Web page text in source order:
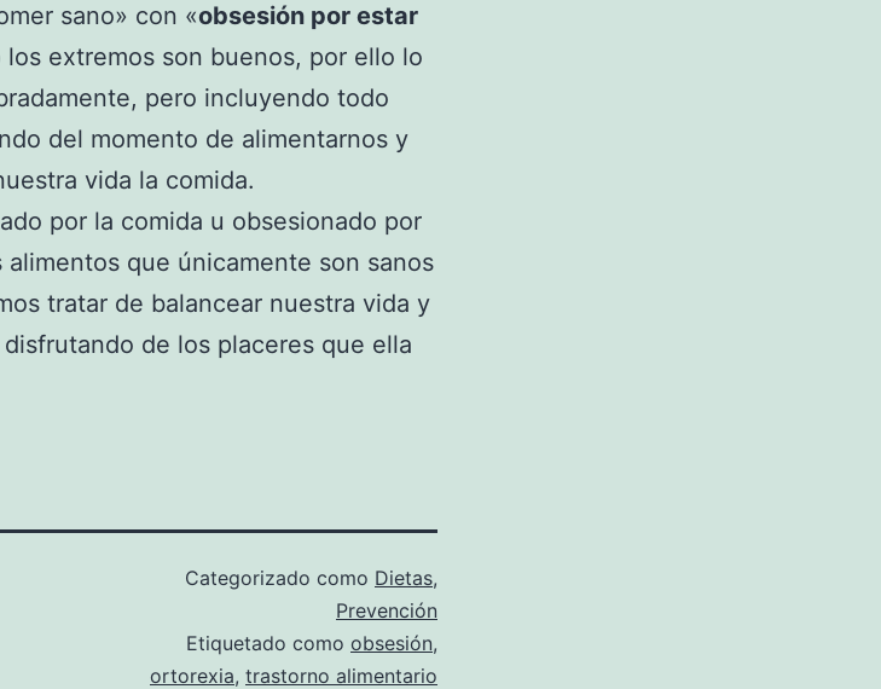
sano» con «obsesión por estar
extremos son buenos, por ello lo
pero incluyendo todo
del momento de alimentarnos y
vida la comida.
por la comida u obsesionado por
que únicamente son sanos
tratar de balancear nuestra vida y
de los placeres que ella
Categorizado como Dietas,
Prevención
Etiquetado como obsesión,
ortorexia, trastorno alimentario